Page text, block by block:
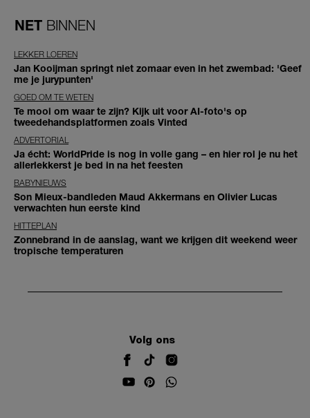
NET BINNEN
LEKKER LOEREN
Jan Kooijman springt niet zomaar even in het zwembad: 'Geef
me je jurypunten'
GOED OM TE WETEN
Te mooi om waar te zijn? Kijk uit voor AI-foto's op
tweedehandsplatformen zoals Vinted
ADVERTORIAL
Ja écht: WorldPride is nog in volle gang – en hier rol je nu het
allerlekkerst je bed in na het feesten
BABYNIEUWS
Son Mieux-bandleden Maud Akkermans en Olivier Lucas
verwachten hun eerste kind
HITTEPLAN
Zonnebrand in de aanslag, want we krijgen dit weekend weer
tropische temperaturen
Volg ons